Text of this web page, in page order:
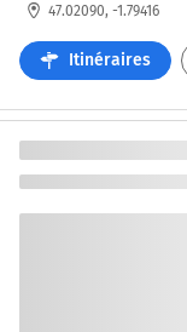
47.02090, -1.79416
Itinéraires